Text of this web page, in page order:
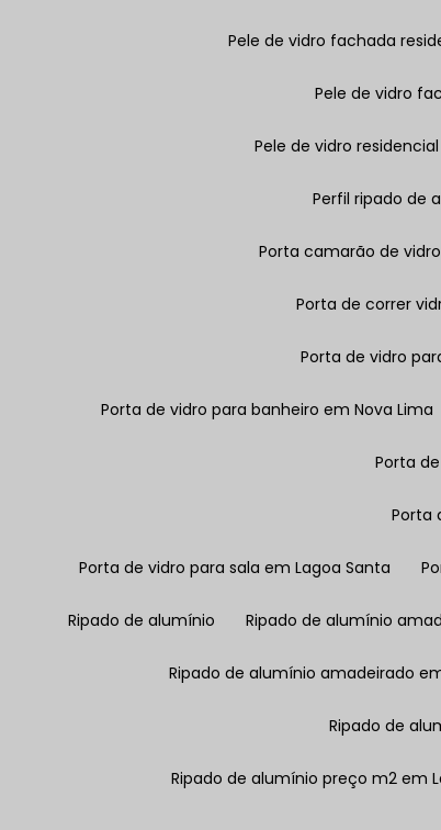
Pele de vidro fachada
Pele de vidro
Pele de vidro
Perfil ripado de
Porta camarão de
Porta de correr
Porta de vidro
Porta de vidro para banheiro em Nova Lima
Porta
Porta de vidro para sala em Lagoa Santa
Ripado de alumínio Ripado de alumínio
Ripado de alumínio amadeirado
Ripado de
Ripado de alumínio preço m2 em